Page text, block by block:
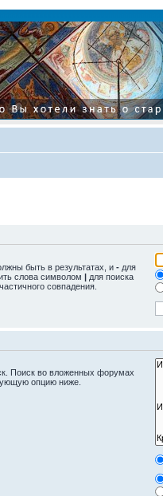
быть в результатах, и - для
слова символом | для поиска
совпадения.
Поиск во вложенных форумах
опцию ниже.